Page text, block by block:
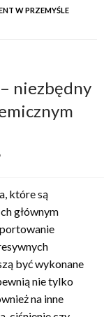
W PRZEMYŚLE
niezbędny
które są
głównym
być wykonane
nie tylko
na inne